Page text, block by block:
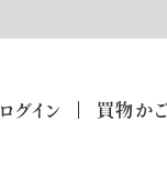
ログイン 買物か